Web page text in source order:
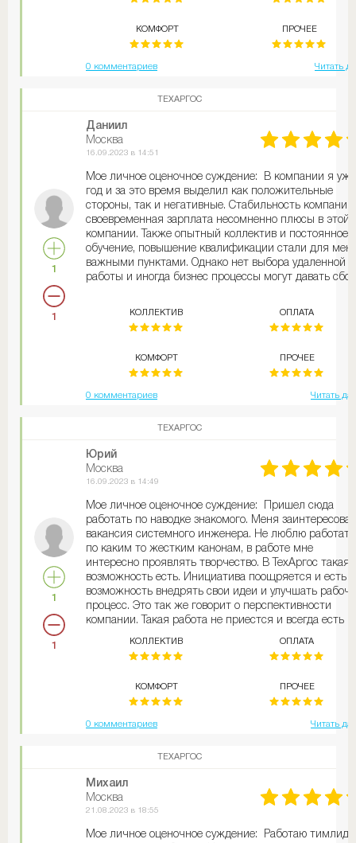
КОМФОРТ ПРОЧЕЕ
0 комментариев Читать
ТЕХАРГОС
1
1
Даниил
Москва
16.09.2023 в 14:51
Мое личное оценочное суждение: В компании я уже
год и за это время выделил как положительные
стороны, так и негативные. Стабильность компании
своевременная зарплата несомненно плюсы в этой
компании. Также опытный коллектив и постоянное
обучение, повышение квалификации стали для
важными пунктами. Однако нет выбора удаленной
работы и иногда бизнес процессы могут давать
КОЛЛЕКТИВ
КОМФОРТ
ОПЛАТА
ПРОЧЕЕ
0 комментариев Читать
ТЕХАРГОС
1
1
Юрий
Москва
16.09.2023 в 14:49
Мое личное оценочное суждение: Пришел сюда
работать по наводке знакомого. Меня
вакансия системного инженера. Не люблю работать
по каким то жестким канонам, в работе мне
интересно проявлять творчество. В ТехАргос такая
возможность есть. Инициатива поощряется и есть
возможность внедрять свои идеи и улучшать
процесс. Это так же говорит о перспективности
компании. Такая работа не приестся и всегда есть
претензий у меня не было. Работа реально в
Недостатков для меня нет.
КОЛЛЕКТИВ
КОМФОРТ
ОПЛАТА
ПРОЧЕЕ
0 комментариев Читать
ТЕХАРГОС
Михаил
Москва
21.08.2023 в 18:55
Мое личное оценочное суждение: Работаю